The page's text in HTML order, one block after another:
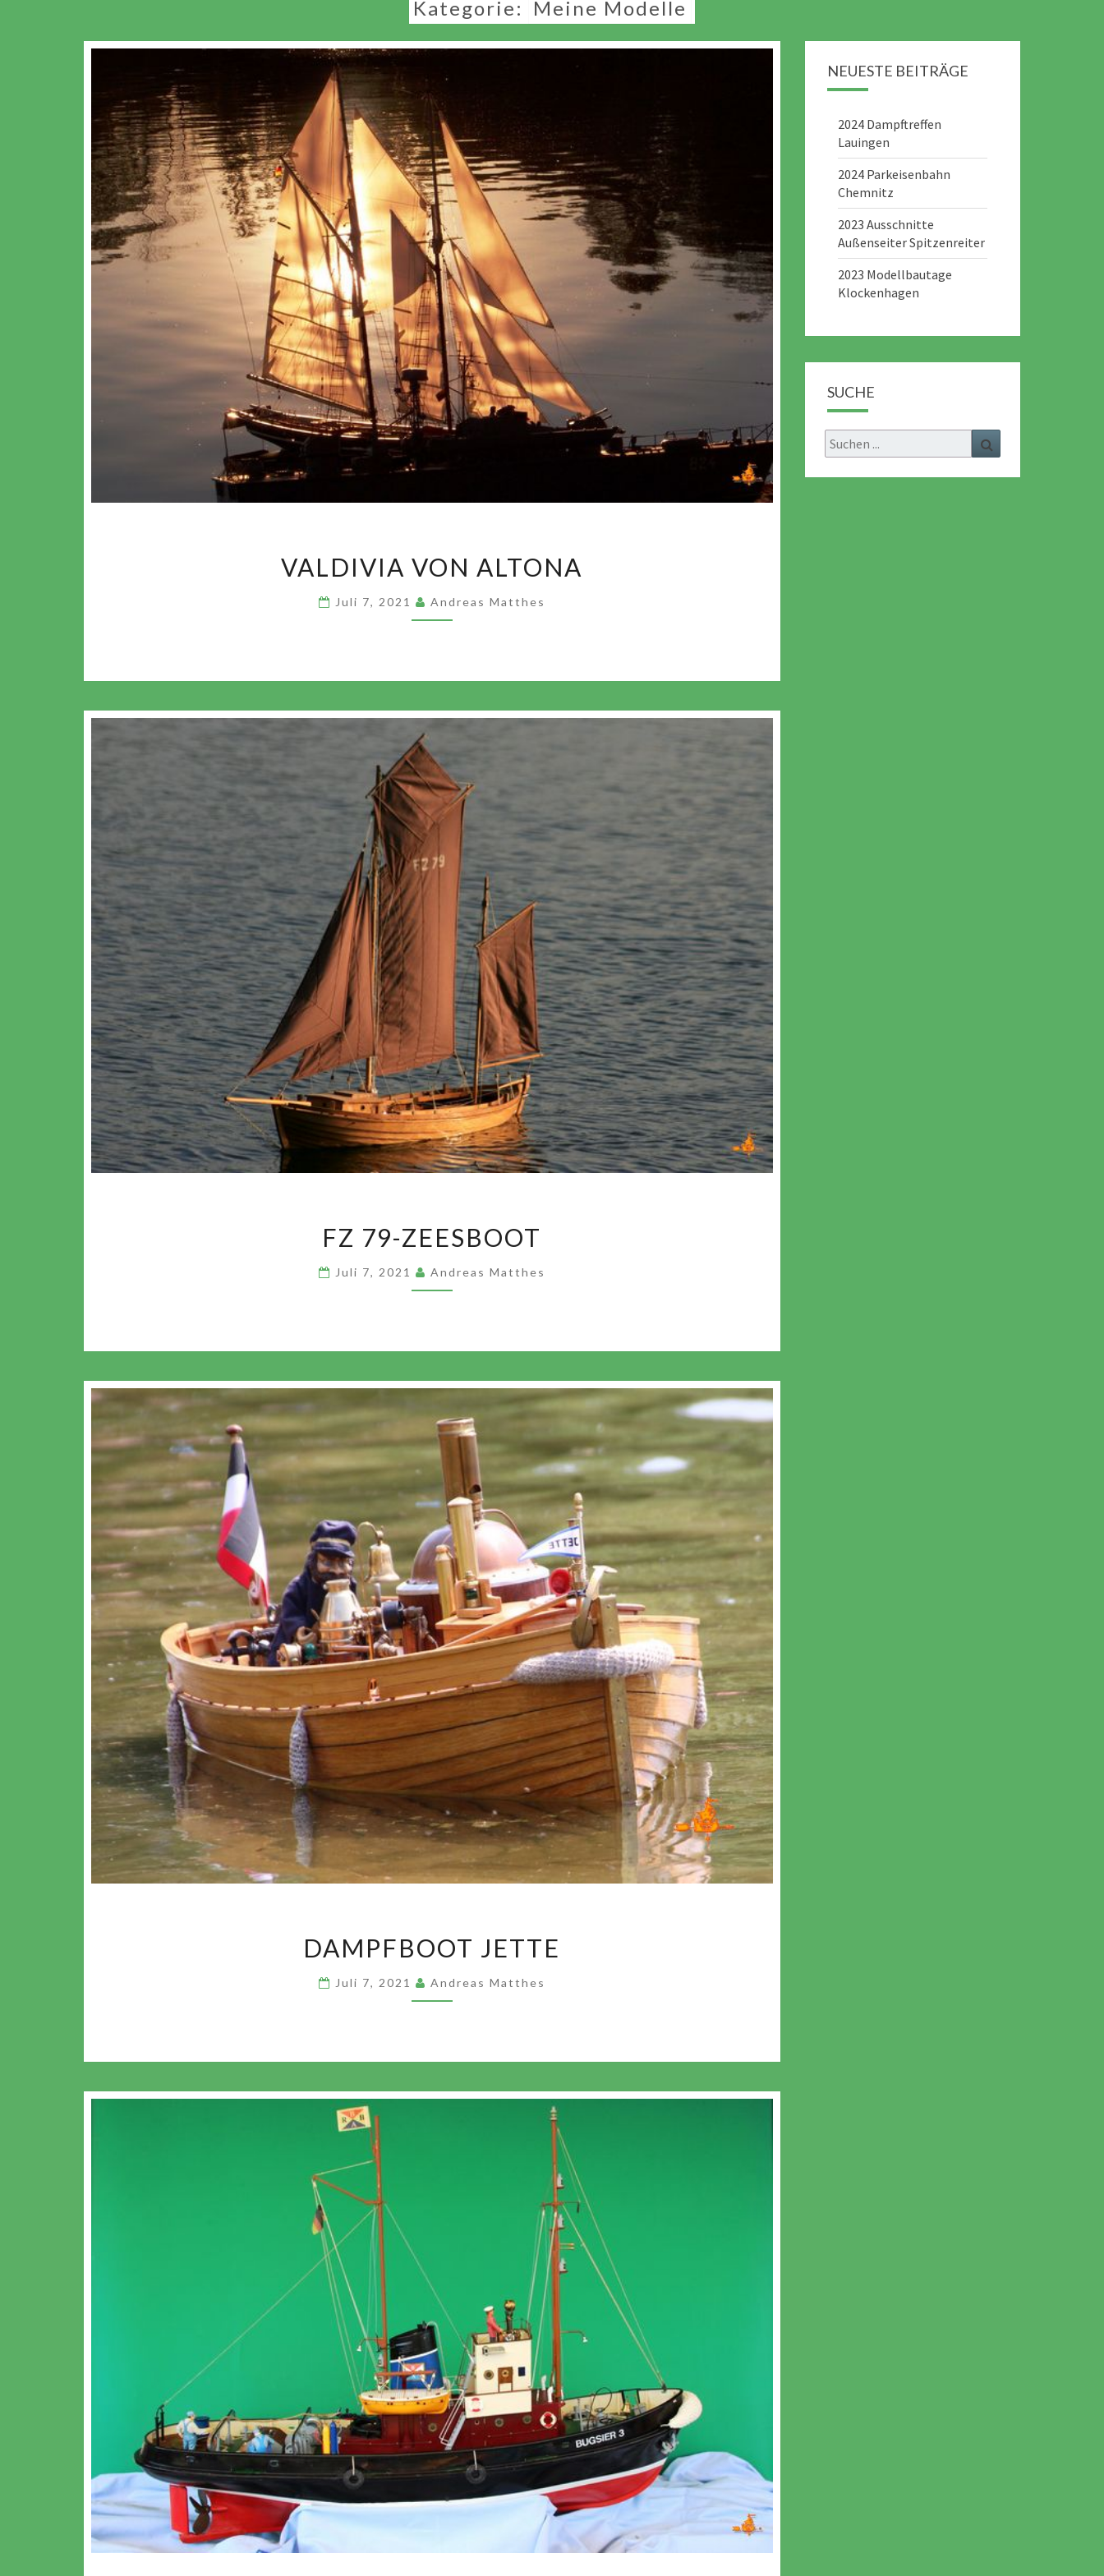
Kategorie: Meine Modelle
VON
VALDIVIA VON ALTONA
Juli 7, 2021 Andreas Matthes
79-
FZ 79-ZEESBOOT
Juli 7, 2021 Andreas Matthes
JETTE
DAMPFBOOT JETTE
Juli 7, 2021 Andreas Matthes
NEUESTE BEITRÄGE
2024 Dampftreffen
Lauingen
2024 Parkeisenbahn
Chemnitz
2023 Ausschnitte
Außenseiter Spitzenreiter
2023 Modellbautage
Klockenhagen
SUCHE
Search
for: